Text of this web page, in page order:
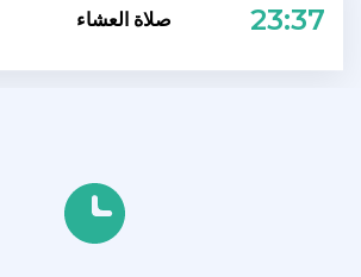
صلاة العشاء 23:37